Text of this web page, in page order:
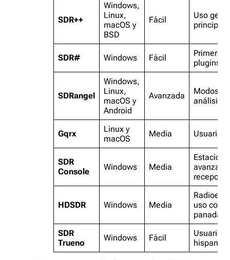
SDR++
Windows,
Linux,
macOS y
BSD
Fácil
Uso
SDR# Windows Fácil
Primeros
plugins
SDRangel
Windows,
Linux,
macOS y
Android
Avanzada
Modos
análisis
Gqrx
Linux y
macOS
Media Usuarios
SDR
Console
Windows Media
HDSDR Windows Media
uso como
SDR
Trueno
Windows Fácil
Usuarios